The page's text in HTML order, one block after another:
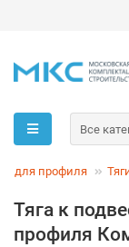
Все
для профиля
Тяга к
профиля